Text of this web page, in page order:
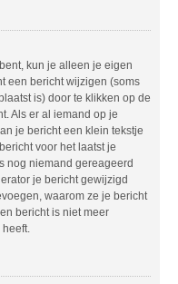
kun je alleen je eigen
een bericht wijzigen (soms
is) door te klikken op de
Als er al iemand op je
je bericht een klein tekstje
voor het laatst je
nog niemand gereageerd
je bericht gewijzigd
waarom ze je bericht
bericht is niet meer